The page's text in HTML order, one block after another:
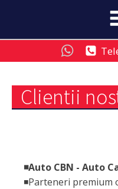
Clientii
◾️Auto CBN - Auto
◾Parteneri premium